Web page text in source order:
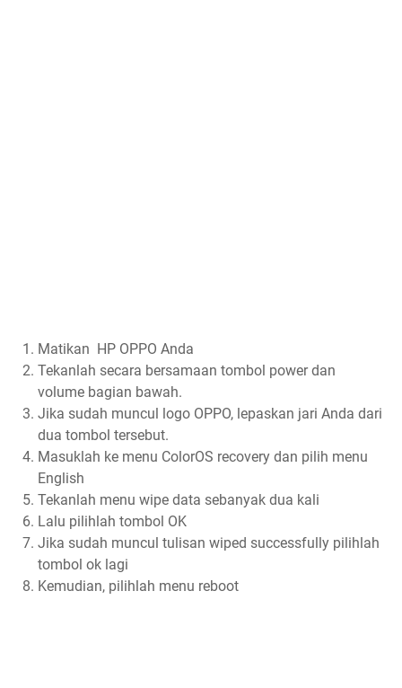
Matikan HP OPPO Anda
Tekanlah secara bersamaan tombol power dan
volume bagian bawah.
Jika sudah muncul logo OPPO, lepaskan jari Anda dari
dua tombol tersebut.
Masuklah ke menu ColorOS recovery dan pilih menu
English
Tekanlah menu wipe data sebanyak dua kali
Lalu pilihlah tombol OK
Jika sudah muncul tulisan wiped successfully pilihlah
tombol ok lagi
Kemudian, pilihlah menu reboot